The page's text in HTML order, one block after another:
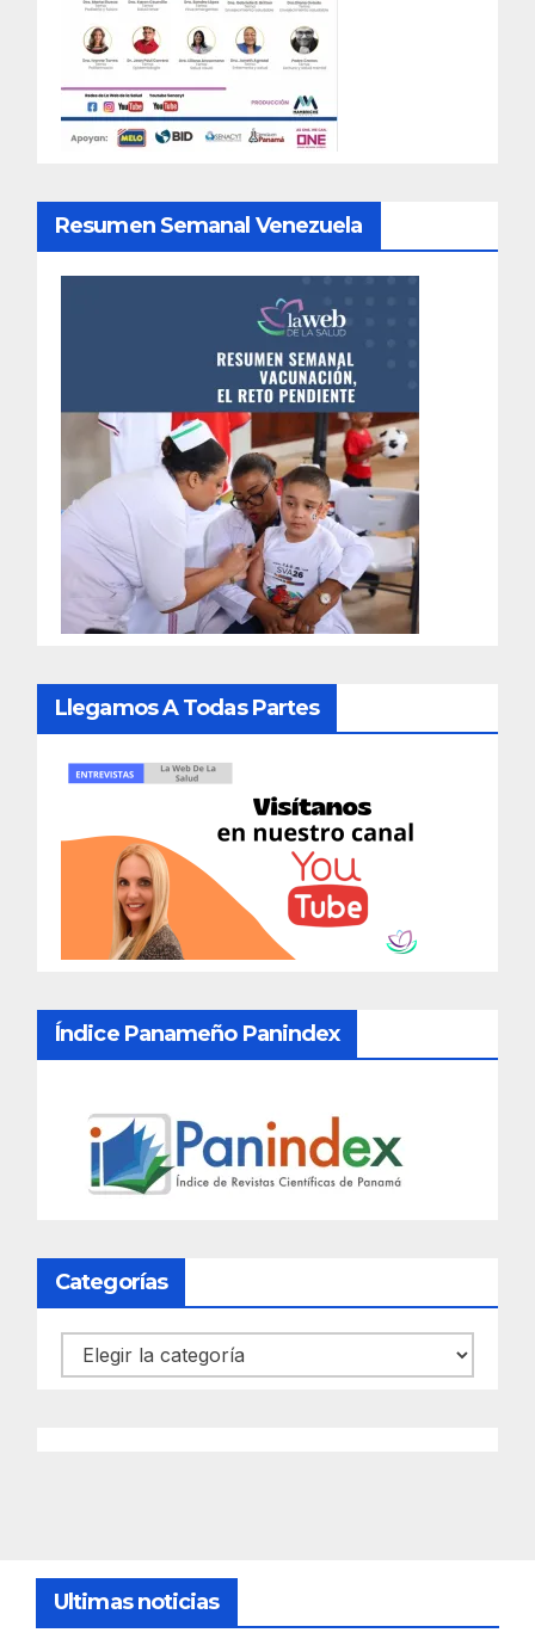
Resumen Semanal Venezuela
Llegamos A Todas Partes
Índice Panameño Panindex
Categorías
Categorías
Ultimas noticias